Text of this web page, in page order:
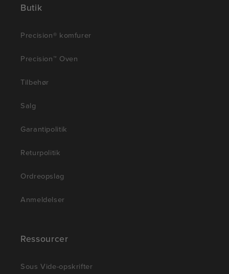
Butik
Precision® komfurer
Precision™ Oven
Tilbehør
Salg
Garantipolitik
Returpolitik
Ordreopslag
Anmeldelser
Ressourcer
Sous Vide-opskrifter